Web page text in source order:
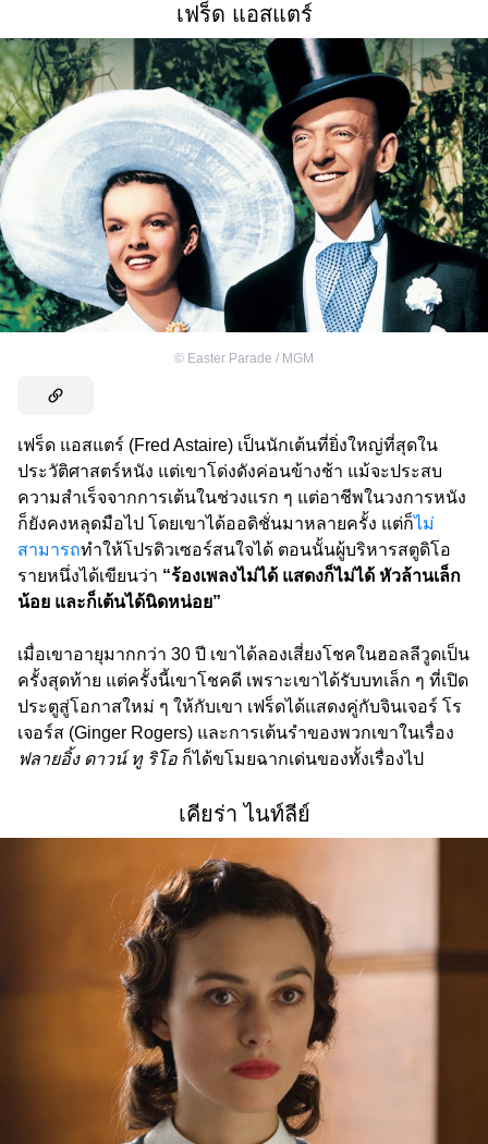
เฟร็ด แอสแตร์
© Easter Parade / MGM
เฟร็ด แอสแตร์ (Fred Astaire) เป็นนักเต้นที่ยิ่งใหญ่ที่สุดใน
ประวัติศาสตร์หนัง แต่เขาโด่งดังค่อนข้างช้า แม้จะประสบ
ความสำเร็จจากการเต้นในช่วงแรก ๆ แต่อาชีพในวงการหนัง
ก็ยังคงหลุดมือไป โดยเขาได้ออดิชั่นมาหลายครั้ง แต่ก็ไม่
สามารถทำให้โปรดิวเซอร์สนใจได้ ตอนนั้นผู้บริหารสตูดิโอ
รายหนึ่งได้เขียนว่า “ร้องเพลงไม่ได้ แสดงก็ไม่ได้ หัวล้านเล็ก
น้อย และก็เต้นได้นิดหน่อย”
เมื่อเขาอายุมากกว่า 30 ปี เขาได้ลองเสี่ยงโชคในฮอลลีวูดเป็น
ครั้งสุดท้าย แต่ครั้งนี้เขาโชคดี เพราะเขาได้รับบทเล็ก ๆ ที่เปิด
ประตูสู่โอกาสใหม่ ๆ ให้กับเขา เฟร็ดได้แสดงคู่กับจินเจอร์ โร
เจอร์ส (Ginger Rogers) และการเต้นรำของพวกเขาในเรื่อง
ฟลายอิ้ง ดาวน์ ทู ริโอ ก็ได้ขโมยฉากเด่นของทั้งเรื่องไป
เคียร่า ไนท์ลีย์